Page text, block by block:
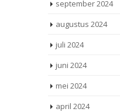
september 2024
augustus 2024
juli 2024
juni 2024
mei 2024
april 2024